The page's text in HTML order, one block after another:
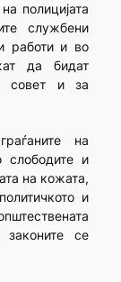
полицијата
службени
работи и во
да бидат
совет и за
на
слободите и
на кожата,
и
се